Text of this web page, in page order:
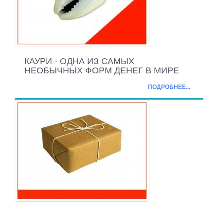
КАУРИ - ОДНА ИЗ САМЫХ
НЕОБЫЧНЫХ ФОРМ ДЕНЕГ В МИРЕ
ПОДРОБНЕЕ...